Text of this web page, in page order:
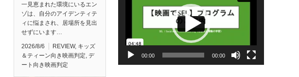
一見恵まれた環境にいるエン
ゾは、自分のアイデンティテ
ィに悩まされ、居場所を見出
せずにいます…
2026/8/6 REVIEW, キッズ
＆ティーン向き映画判定 デ
ート向き映画判定
00:00 00:00